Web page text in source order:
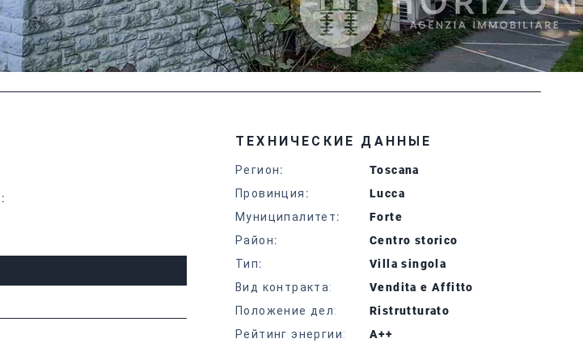
:
ТЕХНИЧЕСКИЕ ДАННЫЕ
Регион:
Toscana
Провинция :
Lucca
Муниципалитет:
Forte
Район:
Centro storico
Тип:
Villa singola
Вид контракта:
Vendita e Affitto
Положение дел:
Ristrutturato
Рейтинг энергии:
A++